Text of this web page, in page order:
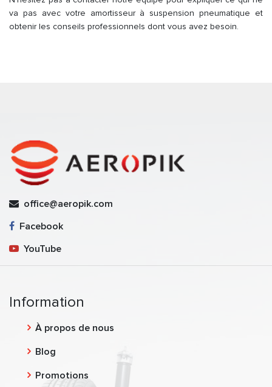
va pas avec votre amortisseur à suspension pneumatique et
obtenir les conseils professionnels dont vous avez besoin.
office@aeropik.com
Facebook
YouTube
Information
À propos de nous
Blog
Promotions